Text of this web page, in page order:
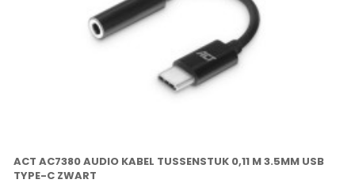
ACT AC7380 AUDIO KABEL TUSSENSTUK 0,11 M 3.5MM USB
TYPE-C ZWART